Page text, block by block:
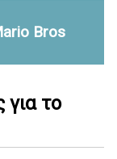
Bros
για το